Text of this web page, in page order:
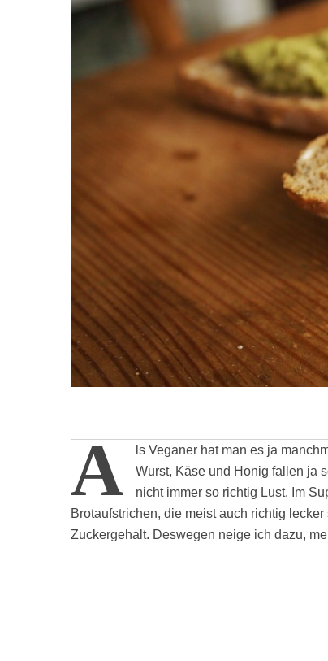
A ls Veganer hat man es ja
Wurst, Käse und Honig fallen ja
nicht immer so richtig Lust. Im
Brotaufstrichen, die meist auch richtig
Zuckergehalt. Deswegen neige ich dazu,